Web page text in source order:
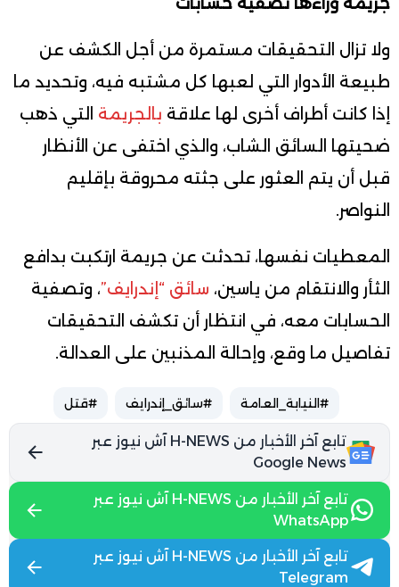
ولا تزال التحقيقات مستمرة من أجل الكشف عن
طبيعة الأدوار التي لعبها كل مشتبه فيه، وتحديد ما
إذا كانت أطراف أخرى لها علاقة بالجريمة التي ذهب
ضحيتها السائق الشاب، والذي اختفى عن الأنظار
قبل أن يتم العثور على جثته محروقة بإقليم
النواصر.
المعطيات نفسها، تحدثت عن جريمة ارتكبت بدافع
الثأر والانتقام من ياسين، سائق “إندرايف”، وتصفية
الحسابات معه، في انتظار أن تكشف التحقيقات
تفاصيل ما وقع، وإحالة المذنبين على العدالة.
#النيابة_العامة #سائق_إندرايف #قتل
تابع آخر الأخبار من H-NEWS آش نيوز عبر
Google News
تابع آخر الأخبار من H-NEWS آش نيوز عبر
WhatsApp
تابع آخر الأخبار من H-NEWS آش نيوز عبر
Telegram